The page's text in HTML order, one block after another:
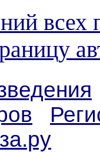
всех